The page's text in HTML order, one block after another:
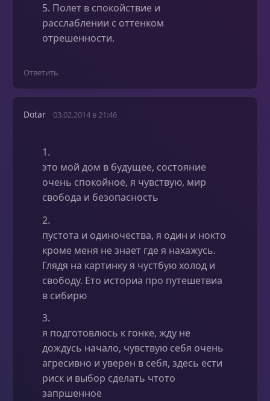
5. Полет в спокойствие и
расслаблении с оттенком
отрешенности.
Ответить
Dotar 03.02.2014 в 21:46
1.
это мой дом в будущее, состояние
очень спокойное, я чувствую, мир
свобода и безопасность
2.
пустота и одиночества, я один и нокто
кроме меня не знает где я нахажусь.
Глядя на картинку я чустбую холод и
свободу. Ето историа про путешетвиа
в сибирю
3.
я подготовлюсь к гонке, жду не
дождусь начало, чувствую себя очень
агресивно и уверен в себя, здесь ести
риск и выбор сделать чтото
запршенное